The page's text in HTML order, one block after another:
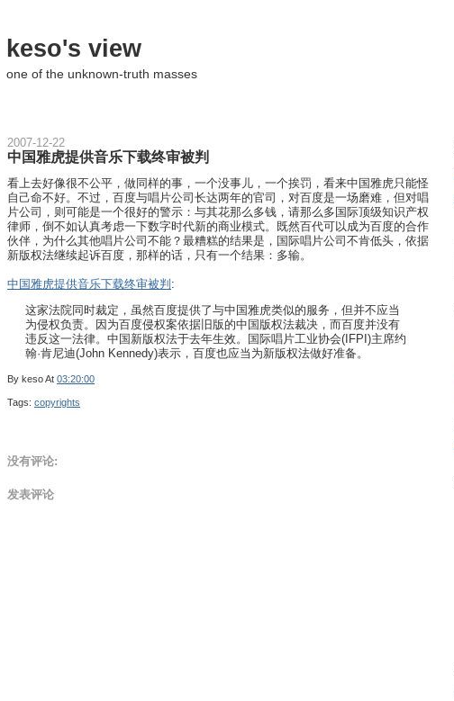
keso's view
one of the unknown-truth masses
2007-12-22
中国雅虎提供音乐下载终审被判
看上去好像很不公平，做同样的事，一个没事儿，一个挨罚，看来中国雅虎只能怪
自己命不好。不过，百度与唱片公司长达两年的官司，对百度是一场磨难，但对唱
片公司，则可能是一个很好的警示：与其花那么多钱，请那么多国际顶级知识产权
律师，倒不如认真考虑一下数字时代新的商业模式。既然百代可以成为百度的合作
伙伴，为什么其他唱片公司不能？最糟糕的结果是，国际唱片公司不肯低头，依据
新版权法继续起诉百度，那样的话，只有一个结果：多输。
中国雅虎提供音乐下载终审被判 :
这家法院同时裁定，虽然百度提供了与中国雅虎类似的服务，但并不应当
为侵权负责。因为百度侵权案依据旧版的中国版权法裁决，而百度并没有
违反这一法律。中国新版权法于去年生效。国际唱片工业协会(IFPI)主席约
翰·肯尼迪(John Kennedy)表示，百度也应当为新版权法做好准备。
By kesoAt 03:20:00
Tags: copyrights
没有评论:
发表评论